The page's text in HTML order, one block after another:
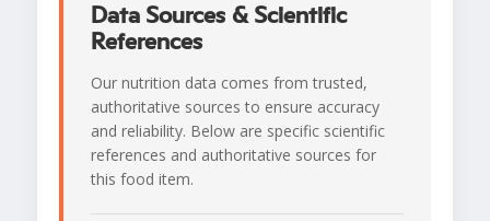
Data Sources & Scientific
References
Our nutrition data comes from trusted,
authoritative sources to ensure accuracy
and reliability. Below are specific scientific
references and authoritative sources for
this food item.